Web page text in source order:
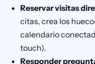
Reservar visitas
citas, crea los
calendario
touch).
Responder